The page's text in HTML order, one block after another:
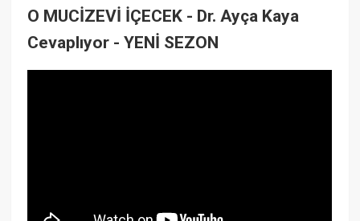
O MUCİZEVİ İÇECEK - Dr. Ayça Kaya
Cevaplıyor - YENİ SEZON